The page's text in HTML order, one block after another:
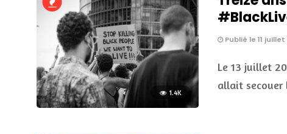
1.4K
Publié le 11 juillet
Le 13 juillet
allait secouer